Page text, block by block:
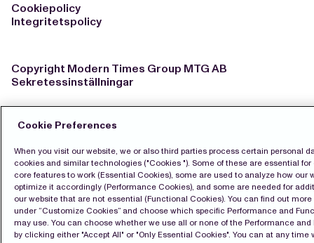
Cookiepolicy
Integritetspolicy
Copyright Modern Times Group MTG AB
Sekretessinställningar
Cookie Preferences
When you visit our website, we or also third parties process certain personal
cookies and similar technologies ("Cookies "). Some of these are essential
core features to work (Essential Cookies), some are used to analyze how our
optimize it accordingly (Performance Cookies), and some are needed for
our website that are not essential (Functional Cookies). You can find out
under “Customize Cookies” and choose which specific Performance and
may use. You can choose whether we use all or none of the Performance
by clicking either "Accept All" or "Only Essential Cookies". You can at any time